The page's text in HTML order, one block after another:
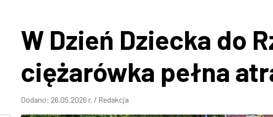
W Dzień Dziecka do
ciężarówka pełna
Dodano: 26.05.2026 r. / Redakcja